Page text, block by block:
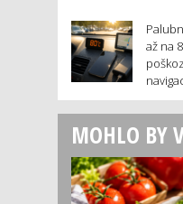
až na
MOHLO BY